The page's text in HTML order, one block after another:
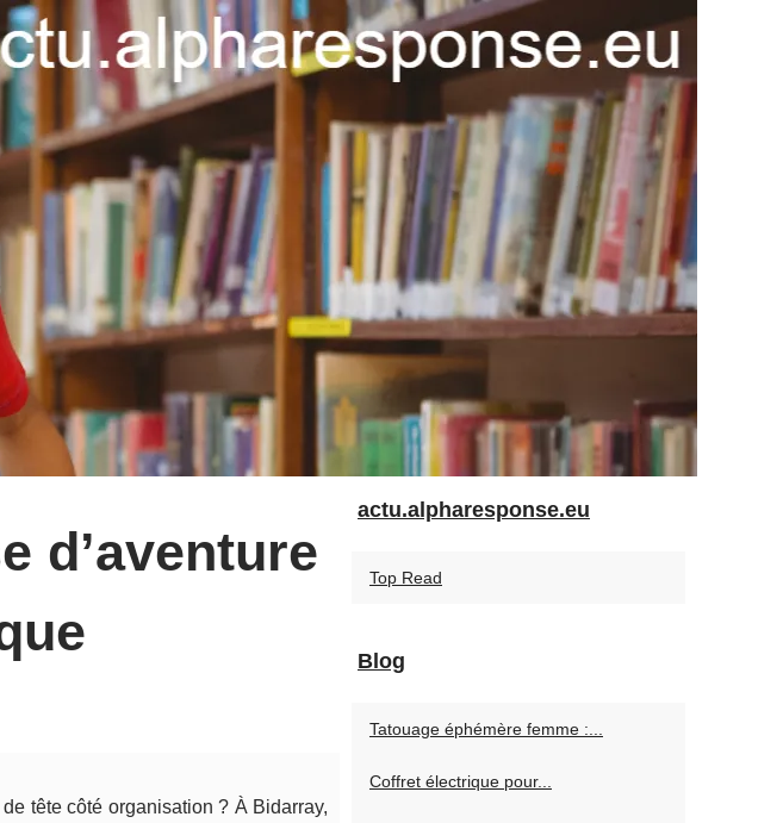
d’aventure
tête côté organisation ? À Bidarray,
actu.alpharesponse.eu
Top Read
Blog
Tatouage éphémère femme :...
Coffret électrique pour...